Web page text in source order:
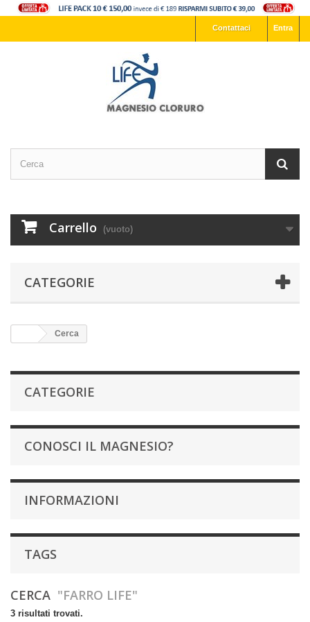
Entra
Contattaci
Carrello (vuoto)
CATEGORIE
Cerca
CATEGORIE
CONOSCI IL MAGNESIO?
INFORMAZIONI
TAGS
CERCA "FARRO LIFE"
3 risultati trovati.